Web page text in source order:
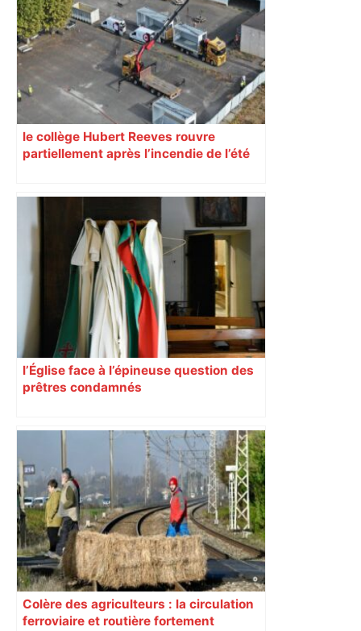
Briançon assume son alliance avec
Piquemal, "ce n’est pas un accord de
postes" – ladepeche.fr
le collège Hubert Reeves rouvre
partiellement après l’incendie de l’été
l’Église face à l’épineuse question des
prêtres condamnés
Colère des agriculteurs : la circulation
ferroviaire et routière fortement